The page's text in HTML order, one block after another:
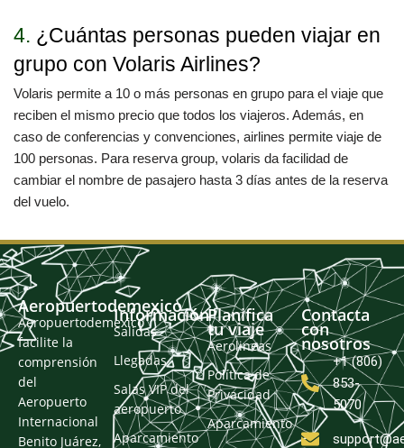
4. ¿Cuántas personas pueden viajar en
grupo con Volaris Airlines?
Volaris permite a 10 o más personas en grupo para el viaje que
reciben el mismo precio que todos los viajeros. Además, en
caso de conferencias y convenciones, airlines permite viaje de
100 personas. Para reserva group, volaris da facilidad de
cambiar el nombre de pasajero hasta 3 días antes de la reserva
del vuelo.
Aeropuertodemexico
Aeropuertodemexico
facilite la
comprensión
del
Aeropuerto
Internacional
Benito Juárez,
Información
Salidas
Llegadas
Salas VIP del
aeropuerto
Aparcamiento
Planifica
tu viaje
Aerolineas
Política de
Privacidad
Aparcamiento
Contacta
con
nosotros
+1 (806)
853-
5070